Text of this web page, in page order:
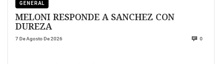
GENERAL
MELONI RESPONDE A SANCHEZ CON
DUREZA
7 De Agosto De 2026 0